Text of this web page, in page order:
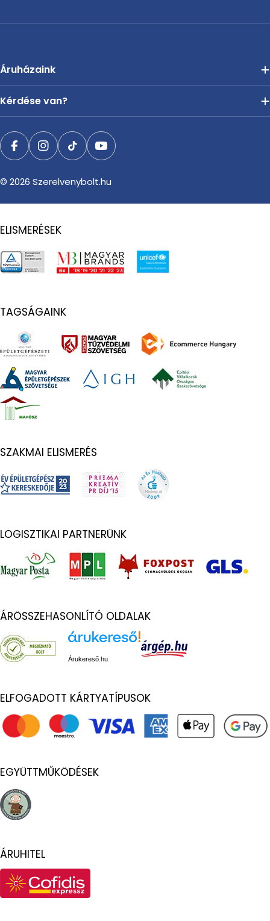
Áruházaink
Kérdése van?
FacebookInstagram
TikTokYouTube
© 2026 Szerelvenybolt.hu
ELISMERÉSEK
TAGSÁGAINK
SZAKMAI ELISMERÉS
LOGISZTIKAI PARTNERÜNK
ÁRÖSSZEHASONLÍTÓ OLDALAK
Árukereső.hu
ELFOGADOTT KÁRTYATÍPUSOK
EGYÜTTMŰKÖDÉSEK
ÁRUHITEL